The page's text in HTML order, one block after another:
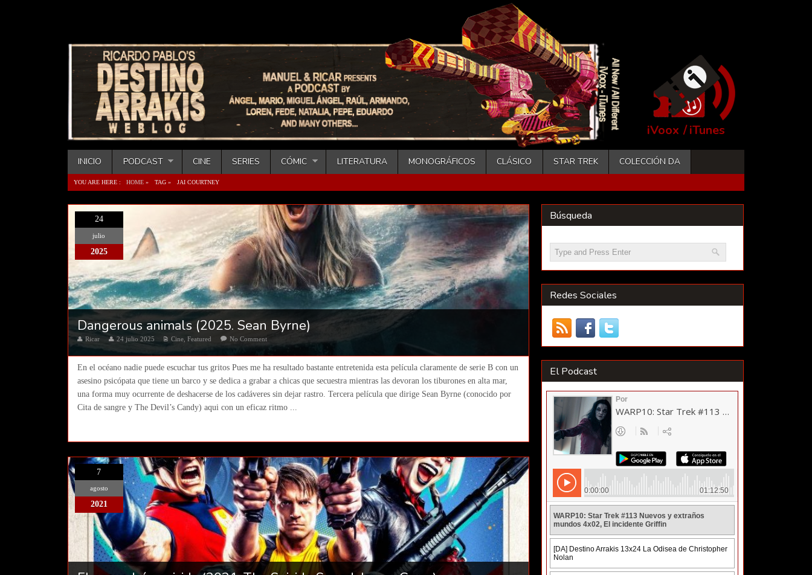
iVoox /iTunes
INICIO PODCAST CINE SERIES CÓMIC LITERATURA MONOGRÁFICOS CLÁSICO STAR TREK COLECCIÓN DA
YOU ARE HERE : HOME » TAG » JAI COURTNEY
24
julio
2025
Dangerous animals (2025. Sean Byrne)
Ricar 24 julio 2025 Cine,Featured No Comment
En el océano nadie puede escuchar tus gritos Pues me ha resultado bastante entretenida esta película claramente de serie B con un
asesino psicópata que tiene un barco y se dedica a grabar a chicas que secuestra mientras las devoran los tiburones en alta mar,
una forma muy ocurrente de deshacerse de los cadáveres sin dejar rastro. Tercera película que dirige Sean Byrne (conocido por
Cita de sangre y The Devil’s Candy) aqui con un eficaz ritmo ...
7
agosto
2021
Búsqueda
Redes Sociales
El Podcast